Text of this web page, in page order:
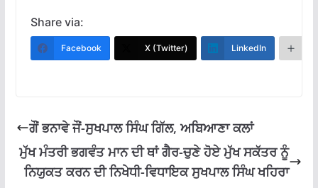
e
b
k
at
s
p
e
gr
ai
l
ar
e
Share via:
Facebook X (Twitter) LinkedIn
ਗੌਂ ਭਨਾਵੇ ਜੌਂ-ਸੁਖਪਾਲ ਸਿੰਘ ਗਿੱਲ, ਅਬਿਆਣਾ ਕਲਾਂ
ਮੁੱਖ ਮੰਤਰੀ ਭਗਵੰਤ ਮਾਨ ਦੀ ਥਾਂ ਗੈਰ-ਚੁਣੇ ਹੋਏ ਮੁੱਖ ਸਕੱਤਰ ਨੂੰ
ਨਿਯੁਕਤ ਕਰਨ ਦੀ ਨਿਖੇਧੀ-ਵਿਧਾਇਕ ਸੁਖਪਾਲ ਸਿੰਘ ਖਹਿਰਾ